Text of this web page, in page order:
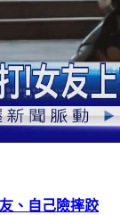
、自己險摔跤